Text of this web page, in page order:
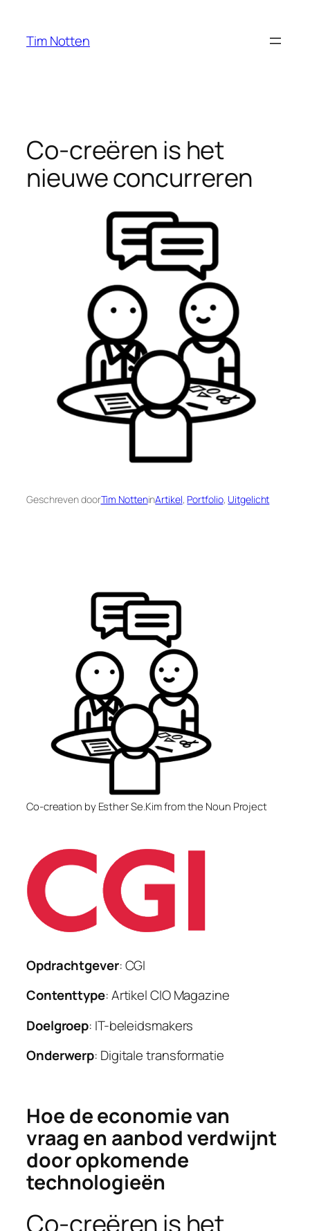
Tim Notten
Co-creëren is het
nieuwe concurreren
Geschreven doorTim NotteninArtikel, Portfolio, Uitgelicht
Co-creation by Esther Se.Kim from the Noun Project
Opdrachtgever: CGI
Contenttype: Artikel CIO Magazine
Doelgroep: IT-beleidsmakers
Onderwerp: Digitale transformatie
Hoe de economie van
vraag en aanbod verdwijnt
door opkomende
technologieën
Co-creëren is het